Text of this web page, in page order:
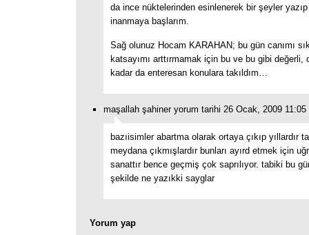
da ince nüktelerinden esinlenerek bir şeyler
inanmaya başlarım.
Sağ olunuz Hocam KARAHAN; bu gün canımı
katsayımı arttırmamak için bu ve bu gibi değerli,
kadar da enteresan konulara takıldım…
maşallah şahiner yorum tarihi 26 Ocak, 2009 11:05
bazıisimler abartma olarak ortaya çıkıp yıllardır
meydana çıkmışlardır bunları ayırd etmek için
sanattır bence geçmiş çok saprılıyor. tabiki bu
şekilde ne yazıkki sayglar
Yorum yap